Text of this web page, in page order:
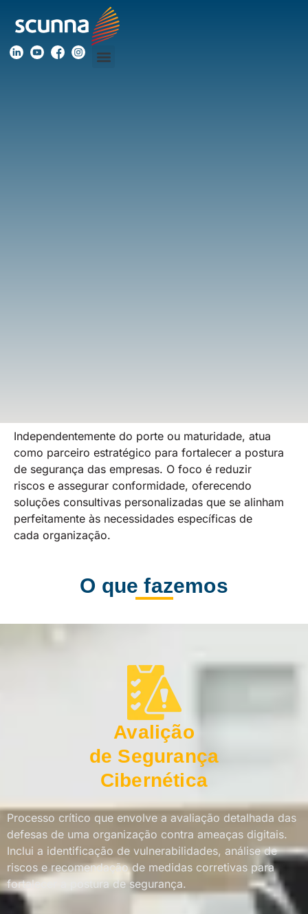
Independentemente do porte ou maturidade, atua
como parceiro estratégico para fortalecer a postura
de segurança das empresas. O foco é reduzir
riscos e assegurar conformidade, oferecendo
soluções consultivas personalizadas que se alinham
perfeitamente às necessidades específicas de
cada organização.
O que fazemos
Avalição
de Segurança
Cibernética
Processo crítico que envolve a avaliação detalhada das
defesas de uma organização contra ameaças digitais.
Inclui a identificação de vulnerabilidades, análise de
riscos e recomendação de medidas corretivas para
fortalecer a postura de segurança.